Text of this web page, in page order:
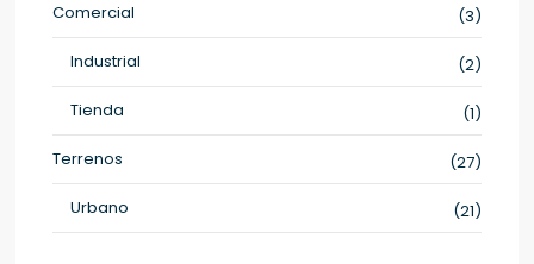
Comercial
(3)
Industrial
(2)
Tienda
(1)
Terrenos
(27)
Urbano
(21)